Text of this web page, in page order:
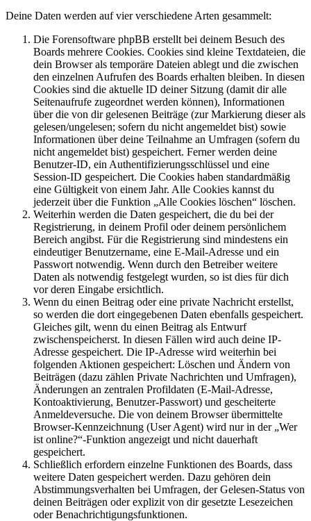
Deine Daten werden auf vier verschiedene Arten gesammelt:
Die Forensoftware phpBB erstellt bei deinem Besuch des
Boards mehrere Cookies. Cookies sind kleine Textdateien, die
dein Browser als temporäre Dateien ablegt und die zwischen
den einzelnen Aufrufen des Boards erhalten bleiben. In diesen
Cookies sind die aktuelle ID deiner Sitzung (damit dir alle
Seitenaufrufe zugeordnet werden können), Informationen
über die von dir gelesenen Beiträge (zur Markierung dieser als
gelesen/ungelesen; sofern du nicht angemeldet bist) sowie
Informationen über deine Teilnahme an Umfragen (sofern du
nicht angemeldet bist) gespeichert. Ferner werden deine
Benutzer-ID, ein Authentifizierungsschlüssel und eine
Session-ID gespeichert. Die Cookies haben standardmäßig
eine Gültigkeit von einem Jahr. Alle Cookies kannst du
jederzeit über die Funktion „Alle Cookies löschen“ löschen.
Weiterhin werden die Daten gespeichert, die du bei der
Registrierung, in deinem Profil oder deinem persönlichem
Bereich angibst. Für die Registrierung sind mindestens ein
eindeutiger Benutzername, eine E-Mail-Adresse und ein
Passwort notwendig. Wenn durch den Betreiber weitere
Daten als notwendig festgelegt wurden, so ist dies für dich
vor deren Eingabe ersichtlich.
Wenn du einen Beitrag oder eine private Nachricht erstellst,
so werden die dort eingegebenen Daten ebenfalls gespeichert.
Gleiches gilt, wenn du einen Beitrag als Entwurf
zwischenspeicherst. In diesen Fällen wird auch deine IP-
Adresse gespeichert. Die IP-Adresse wird weiterhin bei
folgenden Aktionen gespeichert: Löschen und Ändern von
Beiträgen (dazu zählen Private Nachrichten und Umfragen),
Änderungen an zentralen Profildaten (E-Mail-Adresse,
Kontoaktivierung, Benutzer-Passwort) und gescheiterte
Anmeldeversuche. Die von deinem Browser übermittelte
Browser-Kennzeichnung (User Agent) wird nur in der „Wer
ist online?“-Funktion angezeigt und nicht dauerhaft
gespeichert.
Schließlich erfordern einzelne Funktionen des Boards, dass
weitere Daten gespeichert werden. Dazu gehören dein
Abstimmungsverhalten bei Umfragen, der Gelesen-Status von
deinen Beiträgen oder explizit von dir gesetzte Lesezeichen
oder Benachrichtigungsfunktionen.